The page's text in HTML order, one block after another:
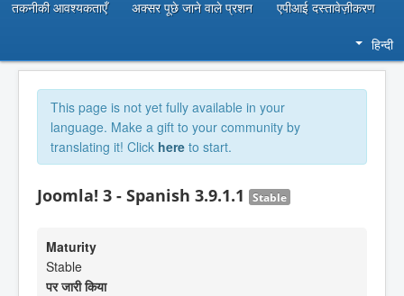
तकनीकी आवश्यकताएँ अक्सर पूछे जाने वाले प्रशन एपीआई दस्तावेज़ीकरण
हिन्दी
This page is not yet fully available in your
language. Make a gift to your community by
translating it! Click here to start.
Joomla! 3 - Spanish 3.9.1.1 Stable
Maturity
Stable
पर जारी किया